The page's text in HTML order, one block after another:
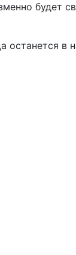
будет
останется в